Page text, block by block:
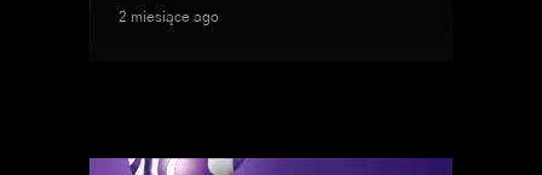
2 miesiące ago